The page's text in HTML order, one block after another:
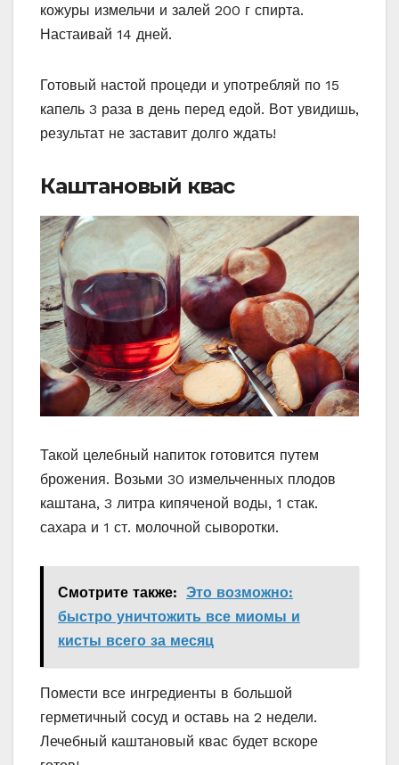
кожуры измельчи и залей 200 г спирта.
Настаивай 14 дней.
Готовый настой процеди и употребляй по 15
капель 3 раза в день перед едой. Вот увидишь,
результат не заставит долго ждать!
Каштановый квас
Такой целебный напиток готовится путем
брожения. Возьми 30 измельченных плодов
каштана, 3 литра кипяченой воды, 1 стак.
сахара и 1 ст. молочной сыворотки.
Смотрите также: Это возможно:
быстро уничтожить все миомы и
кисты всего за месяц
Помести все ингредиенты в большой
герметичный сосуд и оставь на 2 недели.
Лечебный каштановый квас будет вскоре